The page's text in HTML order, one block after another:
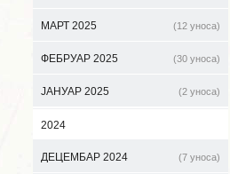
МАРТ 2025 (12 уноса)
ФЕБРУАР 2025 (30 уноса)
ЈАНУАР 2025 (2 уноса)
2024
ДЕЦЕМБАР 2024 (7 уноса)